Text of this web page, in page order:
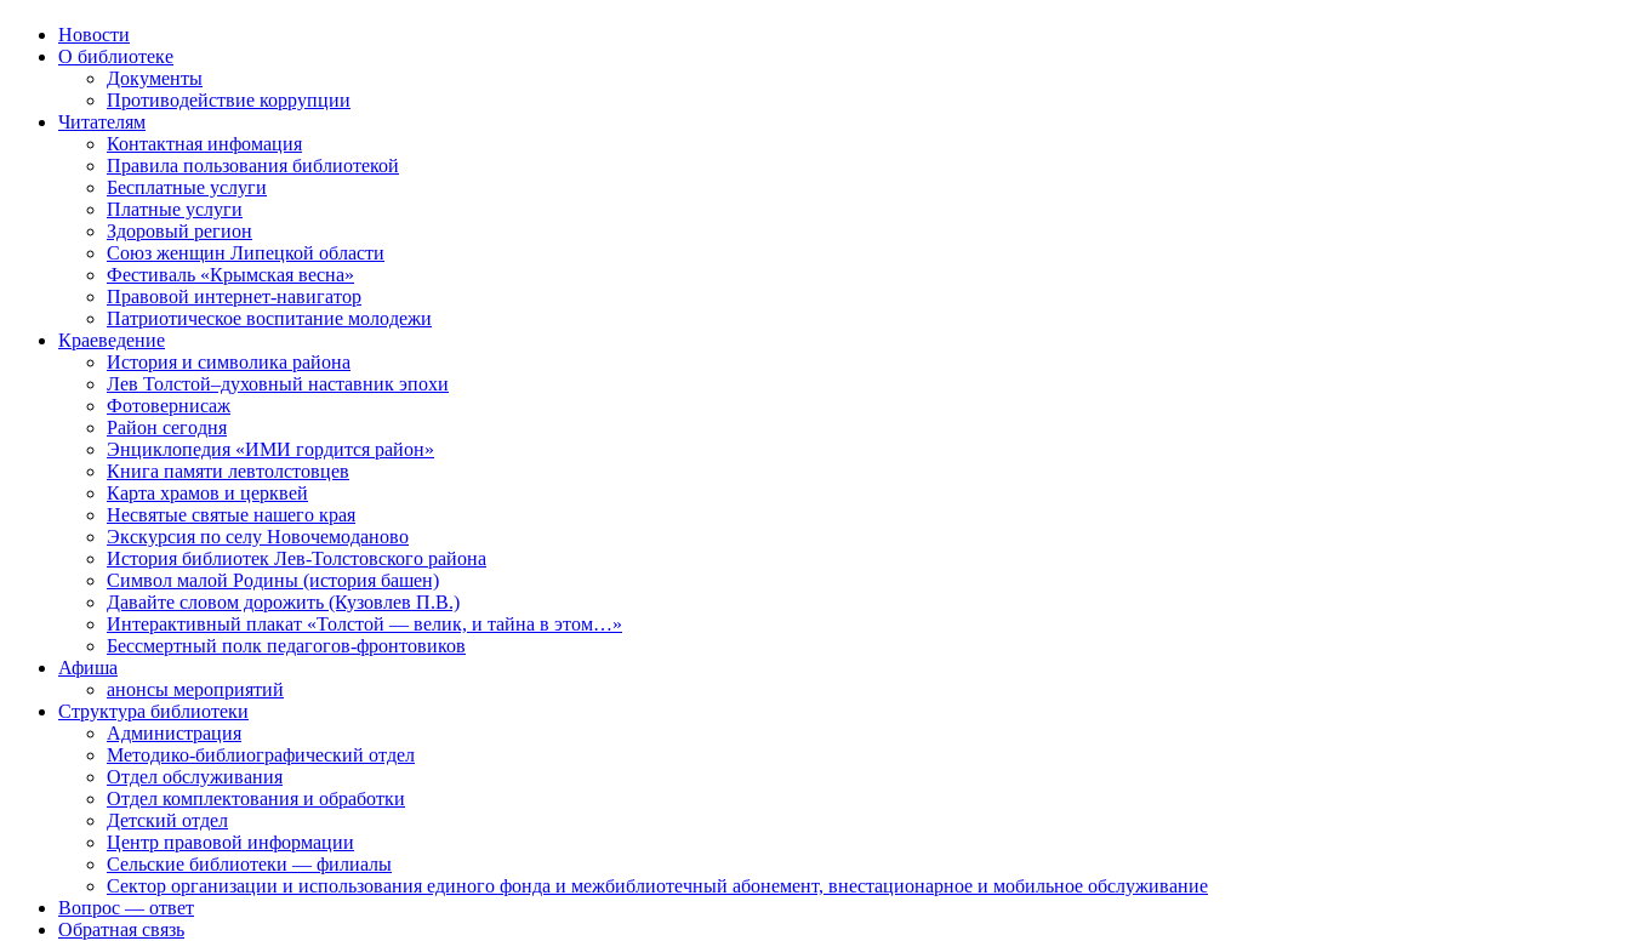
Новости
О библиотеке
Документы
Противодействие коррупции
Читателям
Контактная инфомация
Правила пользования библиотекой
Бесплатные услуги
Платные услуги
Здоровый регион
Союз женщин Липецкой области
Фестиваль «Крымская весна»
Правовой интернет-навигатор
Патриотическое воспитание молодежи
Краеведение
История и символика района
Лев Толстой–духовный наставник эпохи
Фотовернисаж
Район сегодня
Энциклопедия «ИМИ гордится район»
Книга памяти левтолстовцев
Карта храмов и церквей
Несвятые святые нашего края
Экскурсия по селу Новочемоданово
История библиотек Лев-Толстовского района
Символ малой Родины (история башен)
Давайте словом дорожить (Кузовлев П.В.)
Интерактивный плакат «Толстой — велик, и тайна в этом…»
Бессмертный полк педагогов-фронтовиков
Афиша
анонсы мероприятий
Структура библиотеки
Администрация
Методико-библиографический отдел
Отдел обслуживания
Отдел комплектования и обработки
Детский отдел
Центр правовой информации
Сельские библиотеки — филиалы
Сектор организации и использования единого фонда и межбиблиотечный абонемент, внестационарное и мобильное обслуживание
Вопрос — ответ
Обратная связь